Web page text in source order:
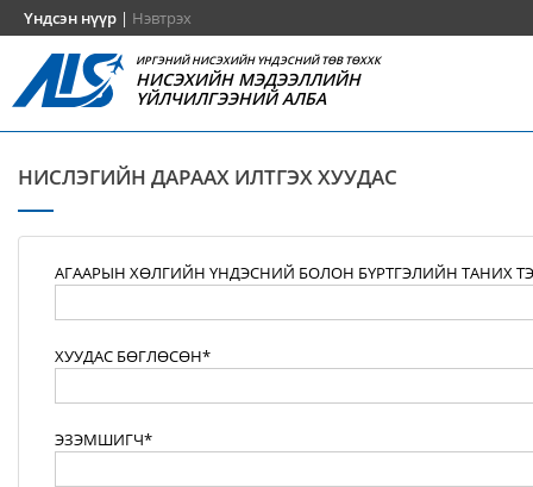
Үндсэн нүүр | Нэвтрэх
ИРГЭНИЙ НИСЭХИЙН ҮНДЭСНИЙ ТӨВ ТӨХХК
НИСЭХИЙН МЭДЭЭЛЛИЙН
ҮЙЛЧИЛГЭЭНИЙ АЛБА
НИСЛЭГИЙН ДАРААХ ИЛТГЭХ ХУУДАС
АГААРЫН ХӨЛГИЙН ҮНДЭСНИЙ БОЛОН БҮРТГЭЛИЙН ТАНИХ
ХУУДАС БӨГЛӨСӨН*
ЭЗЭМШИГЧ*